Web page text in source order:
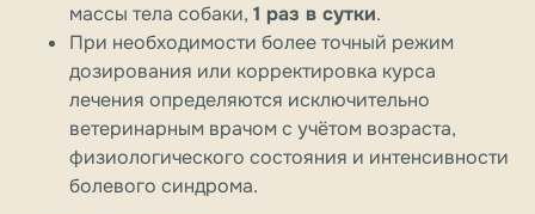
массы тела собаки, 1 раз в сутки.
При необходимости более точный режим
дозирования или корректировка курса
лечения определяются исключительно
ветеринарным врачом с учётом возраста,
физиологического состояния и интенсивности
болевого синдрома.